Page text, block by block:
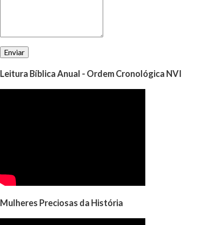
Leitura Bíblica Anual - Ordem Cronológica NVI
Mulheres Preciosas da História